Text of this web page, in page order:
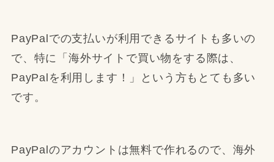
PayPalでの支払いが利用できるサイトも多いの
で、特に「海外サイトで買い物をする際は、
PayPalを利用します！」という方もとても多い
です。
PayPalのアカウントは無料で作れるので、海外